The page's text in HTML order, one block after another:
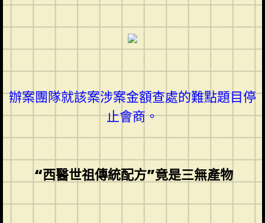
辦案團隊就該案涉案金額查處的難點題目停
止會商。
“西醫世祖傳統配方”竟是三無產物